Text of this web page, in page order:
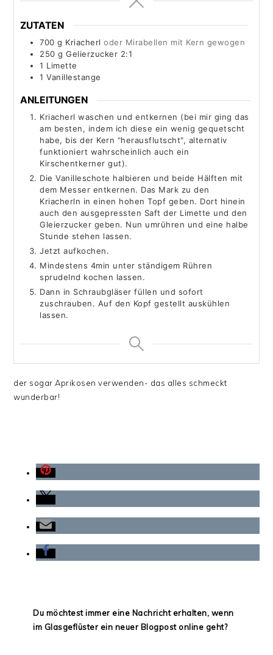
ZUTATEN
700 g Kriacherl oder Mirabellen mit Kern gewogen
250 g Gelierzucker 2:1
1 Limette
1 Vanillestange
ANLEITUNGEN
Kriacherl waschen und entkernen (bei mir ging das
am besten, indem ich diese ein wenig gequetscht
habe, bis der Kern "herausflutscht", alternativ
funktioniert wahrscheinlich auch ein
Kirschentkerner gut).
Die Vanilleschote halbieren und beide Hälften mit
dem Messer entkernen. Das Mark zu den
Kriacherln in einen hohen Topf geben. Dort hinein
auch den ausgepressten Saft der Limette und den
Gleierzucker geben. Nun umrühren und eine halbe
Stunde stehen lassen.
Jetzt aufkochen.
Mindestens 4min unter ständigem Rühren
sprudelnd kochen lassen.
Dann in Schraubgläser füllen und sofort
zuschrauben. Auf den Kopf gestellt auskühlen
lassen.
der sogar Aprikosen verwenden- das alles schmeckt
wunderbar!
Du möchtest immer eine Nachricht erhalten, wenn
im Glasgeflüster ein neuer Blogpost online geht?